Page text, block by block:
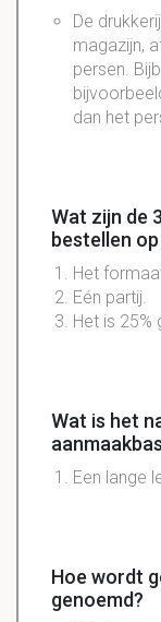
De drukkerij
magazijn,
persen.
dan het
Wat zijn de
bestellen
Het
Eén partij.
Het is
Wat is het
Een lange
Hoe wordt
genoemd?